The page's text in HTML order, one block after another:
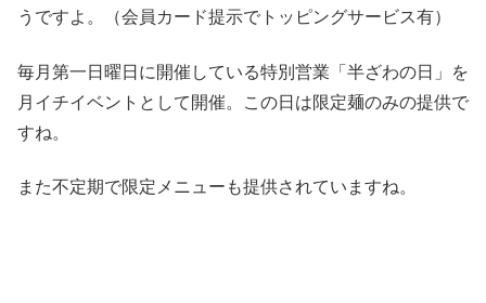
うですよ。（会員カード提示でトッピングサービス有）
毎月第一日曜日に開催している特別営業「半ざわの日」を
月イチイベントとして開催。この日は限定麺のみの提供で
すね。
また不定期で限定メニューも提供されていますね。